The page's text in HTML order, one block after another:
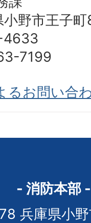
野市王子
4633
7199
るお問い合
- 消防本部 -
兵庫県小